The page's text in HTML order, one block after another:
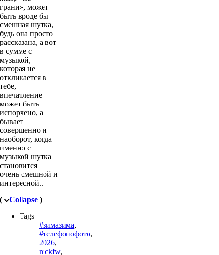
грани», может
быть вроде бы
смешная шутка,
будь она просто
рассказана, а вот
в сумме с
музыкой,
которая не
откликается в
тебе,
впечатление
может быть
испорчено, а
бывает
совершенно и
наоборот, когда
именно с
музыкой шутка
становится
очень смешной и
интересной...
(
Collapse )
Tags
#зимазима,
#телефонофото,
2026,
nickfw,